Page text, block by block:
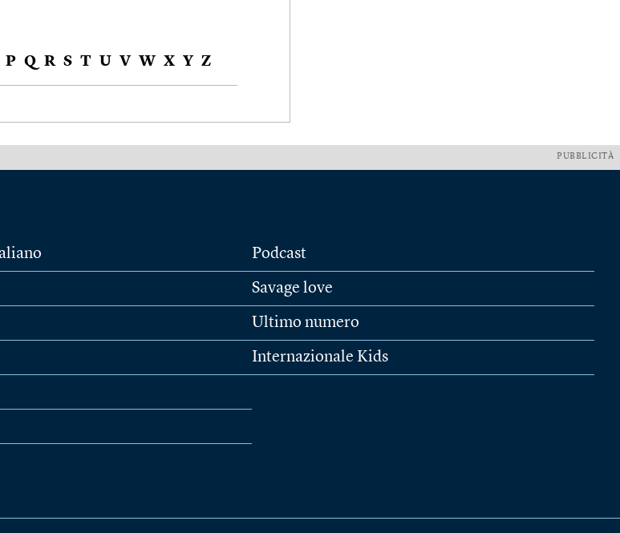
P Q R S T U V W X Y Z
PUBBLICITÀ
Podcast
Savage love
Ultimo numero
Internazionale Kids